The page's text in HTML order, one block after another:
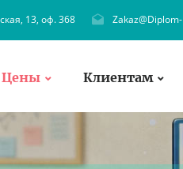
13, оф. 368
Цены Клиентам